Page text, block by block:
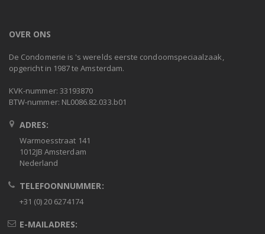
OVER ONS
De Condomerie is 's werelds eerste condoomspeciaalzaak,
opgericht in 1987 te Amsterdam.
KVK-nummer: 33193870
BTW-nummer: NL0086.82.033.b01
ADRES:
Warmoesstraat 141
1012JB Amsterdam
Nederland
TELEFOONNUMMER:
+31 (0) 20 6274174
E-MAILADRES: